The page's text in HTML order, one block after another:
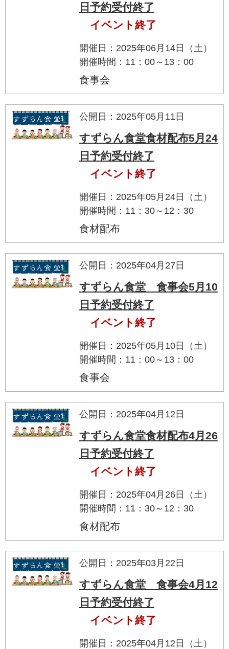
日予約受付終了
イベント終了
開催日：2025年06月14日（土）
開催時間：11：00～13：00
食事会
公開日：2025年05月11日
すずらん食堂食材配布5月24
日予約受付終了
イベント終了
開催日：2025年05月24日（土）
開催時間：11：30～12：30
食材配布
公開日：2025年04月27日
すずらん食堂 食事会5月10
日予約受付終了
イベント終了
開催日：2025年05月10日（土）
開催時間：11：00～13：00
食事会
公開日：2025年04月12日
すずらん食堂食材配布4月26
日予約受付終了
イベント終了
開催日：2025年04月26日（土）
開催時間：11：30～12：30
食材配布
公開日：2025年03月22日
すずらん食堂 食事会4月12
日予約受付終了
イベント終了
開催日：2025年04月12日（土）